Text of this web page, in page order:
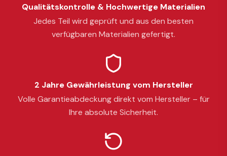
Qualitätskontrolle & Hochwertige Materialien
Jedes Teil wird geprüft und aus den besten
verfügbaren Materialien gefertigt.
2 Jahre Gewährleistung vom Hersteller
Volle Garantieabdeckung direkt vom Hersteller – für
Ihre absolute Sicherheit.